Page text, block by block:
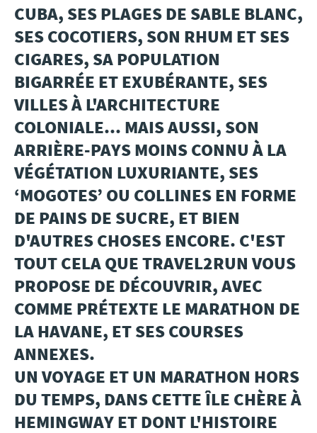
TraKKs Team
Partners
Pers
CUBA, SES PLAGES DE SABLE BLANC,
SES COCOTIERS, SON RHUM ET SES
CIGARES, SA POPULATION
BIGARRÉE ET EXUBÉRANTE, SES
VILLES À L'ARCHITECTURE
COLONIALE... MAIS AUSSI, SON
ARRIÈRE-PAYS MOINS CONNU À LA
VÉGÉTATION LUXURIANTE, SES
‘MOGOTES’ OU COLLINES EN FORME
DE PAINS DE SUCRE, ET BIEN
D'AUTRES CHOSES ENCORE. C'EST
TOUT CELA QUE TRAVEL2RUN VOUS
PROPOSE DE DÉCOUVRIR, AVEC
COMME PRÉTEXTE LE MARATHON DE
LA HAVANE, ET SES COURSES
ANNEXES.
UN VOYAGE ET UN MARATHON HORS
DU TEMPS, DANS CETTE ÎLE CHÈRE À
HEMINGWAY ET DONT L'HISTOIRE